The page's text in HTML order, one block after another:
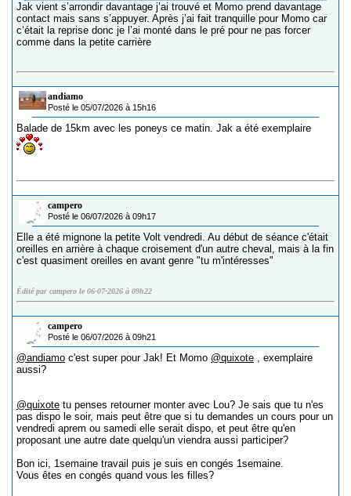
Jak vient s’arrondir davantage j’ai trouvé et Momo prend davantage
contact mais sans s’appuyer. Après j’ai fait tranquille pour Momo car
c’était la reprise donc je l’ai monté dans le pré pour ne pas forcer
comme dans la petite carrière
andiamo
Posté le 05/07/2026 à 15h16
Balade de 15km avec les poneys ce matin. Jak a été exemplaire
campero
Posté le 06/07/2026 à 09h17
Elle a été mignone la petite Volt vendredi. Au début de séance c'était
oreilles en arrière à chaque croisement d'un autre cheval, mais à la fin
c'est quasiment oreilles en avant genre "tu m'intéresses"
Édité par campero le 06-07-2026 à 09h22
campero
Posté le 06/07/2026 à 09h21
@andiamo c'est super pour Jak! Et Momo @quixote , exemplaire
aussi?
@quixote tu penses retourner monter avec Lou? Je sais que tu n'es
pas dispo le soir, mais peut être que si tu demandes un cours pour un
vendredi aprem ou samedi elle serait dispo, et peut être qu'en
proposant une autre date quelqu'un viendra aussi participer?
Bon ici, 1semaine travail puis je suis en congés 1semaine.
Vous êtes en congés quand vous les filles?